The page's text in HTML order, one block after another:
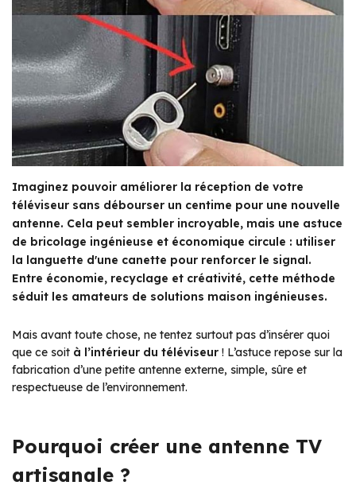
Imaginez pouvoir améliorer la réception de votre
téléviseur sans débourser un centime pour une nouvelle
antenne. Cela peut sembler incroyable, mais une astuce
de bricolage ingénieuse et économique circule : utiliser
la languette d'une canette pour renforcer le signal.
Entre économie, recyclage et créativité, cette méthode
séduit les amateurs de solutions maison ingénieuses.
Mais avant toute chose, ne tentez surtout pas d’insérer quoi
que ce soit à l’intérieur du téléviseur ! L’astuce repose sur la
fabrication d’une petite antenne externe, simple, sûre et
respectueuse de l’environnement.
Pourquoi créer une antenne TV
artisanale ?